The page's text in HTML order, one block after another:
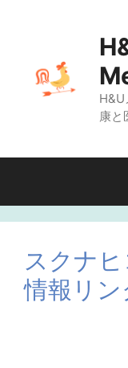
ス
ッ
康と
スクナ
情報リン